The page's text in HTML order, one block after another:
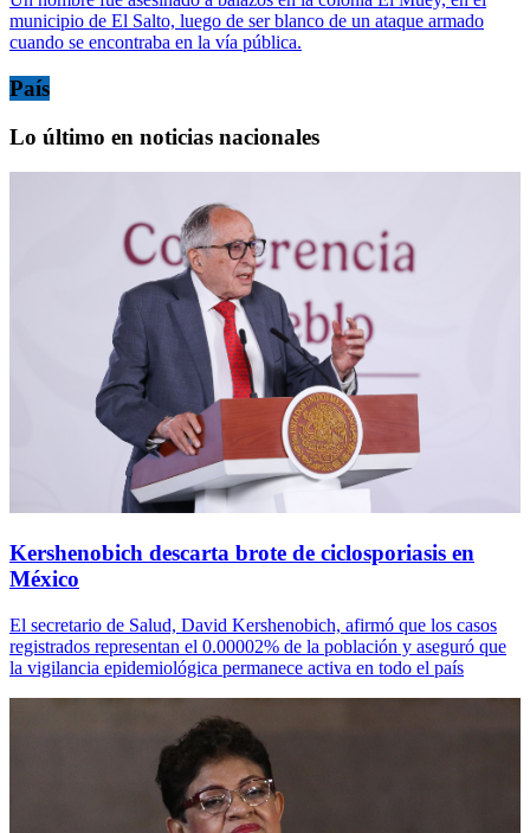
municipio de El Salto, luego de ser blanco de un ataque armado
cuando se encontraba en la vía pública.
País
Lo último en noticias nacionales
Kershenobich descarta brote de ciclosporiasis en
México
El secretario de Salud, David Kershenobich, afirmó que los casos
registrados representan el 0.00002% de la población y aseguró que
la vigilancia epidemiológica permanece activa en todo el país